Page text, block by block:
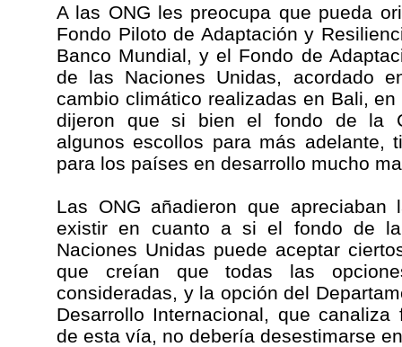
A las ONG les preocupa que pueda
Fondo Piloto de Adaptación y
Banco Mundial, y el Fondo de
de las Naciones Unidas, acordado
cambio climático realizadas en Bali,
dijeron que si bien el fondo de la
algunos escollos para más adelante,
para los países en desarrollo mucho
Las ONG añadieron que apreciaban
existir en cuanto a si el fondo de
Naciones Unidas puede aceptar
que creían que todas las
consideradas, y la opción del
Desarrollo Internacional, que
de esta vía, no debería desestimarse